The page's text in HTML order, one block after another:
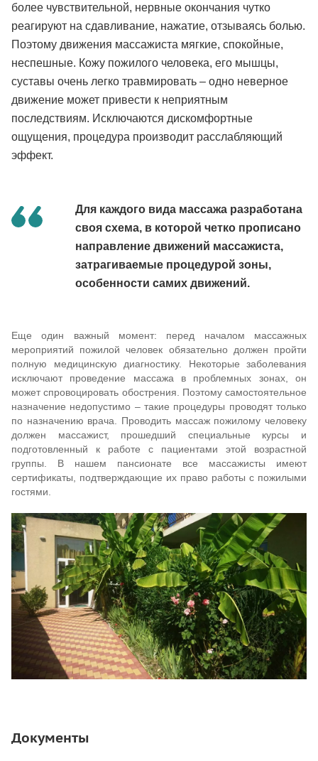
более чувствительной, нервные окончания чутко
реагируют на сдавливание, нажатие, отзываясь болью.
Поэтому движения массажиста мягкие, спокойные,
неспешные. Кожу пожилого человека, его мышцы,
суставы очень легко травмировать – одно неверное
движение может привести к неприятным
последствиям. Исключаются дискомфортные
ощущения, процедура производит расслабляющий
эффект.
Для каждого вида массажа разработана
своя схема, в которой четко прописано
направление движений массажиста,
затрагиваемые процедурой зоны,
особенности самих движений.
Еще один важный момент: перед началом массажных
мероприятий пожилой человек обязательно должен пройти
полную медицинскую диагностику. Некоторые заболевания
исключают проведение массажа в проблемных зонах, он
может спровоцировать обострения. Поэтому самостоятельное
назначение недопустимо – такие процедуры проводят только
по назначению врача. Проводить массаж пожилому человеку
должен массажист, прошедший специальные курсы и
подготовленный к работе с пациентами этой возрастной
группы. В нашем пансионате все массажисты имеют
сертификаты, подтверждающие их право работы с пожилыми
гостями.
Документы